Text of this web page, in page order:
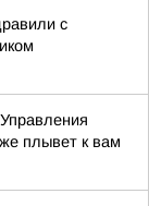
с
плывет к вам